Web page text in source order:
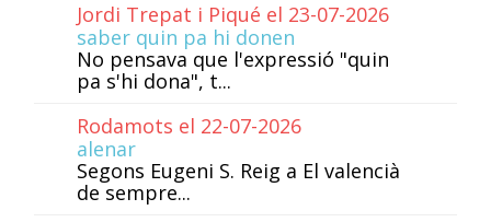
Jordi Trepat i Piqué el 23-07-2026
saber quin pa hi donen
No pensava que l'expressió "quin
pa s'hi dona", t...
Rodamots el 22-07-2026
alenar
Segons Eugeni S. Reig a El valencià
de sempre...